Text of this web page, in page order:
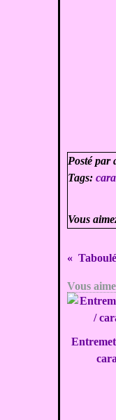
Posté par
Tags:
Vous
Vous